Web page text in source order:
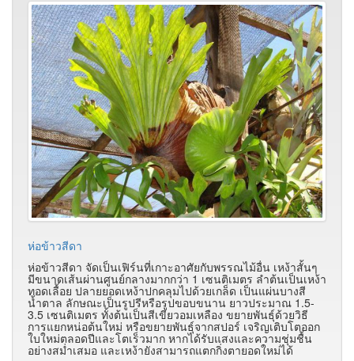
ห่อข้าวสีดา
ห่อข้าวสีดา จัดเป็นเฟิร์นที่เกาะอาศัยกับพรรณไม้อื่น เหง้าสั้นๆ
มีขนาดเส้นผ่านศูนย์กลางมากกว่า 1 เซนติเมตร ลำต้นเป็นเหง้า
ทอดเลื้อย ปลายยอดเหง้าปกคลุมไปด้วยเกล็ด เป็นแผ่นบางสี
น้ำตาล ลักษณะเป็นรูปรีหรือรูปขอบขนาน ยาวประมาณ 1.5-
3.5 เซนติเมตร ทั้งต้นเป็นสีเขียวอมเหลือง ขยายพันธุ์ด้วยวิธี
การแยกหน่อต้นใหม่ หรือขยายพันธุ์จากสปอร์ เจริญเติบโตออก
ใบใหม่ตลอดปีและโตเร็วมาก หากได้รับแสงและความชุ่มชื้น
อย่างสม่ำเสมอ และเหง้ายังสามารถแตกกิ่งตายอดใหม่ได้